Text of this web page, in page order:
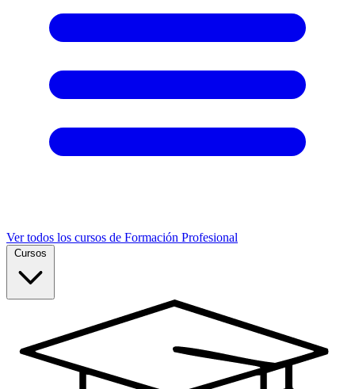
Ver todos los cursos de Formación Profesional
Cursos